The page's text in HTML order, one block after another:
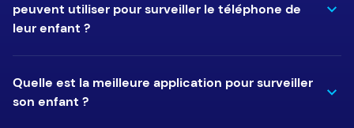
peuvent utiliser pour surveiller le téléphone de
leur enfant ?
Quelle est la meilleure application pour surveiller
son enfant ?